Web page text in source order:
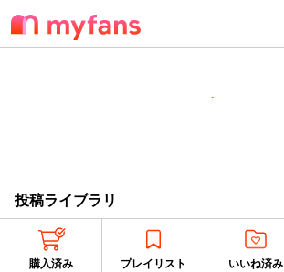
投稿ライブラリ
購入済み プレイリスト いいね済み